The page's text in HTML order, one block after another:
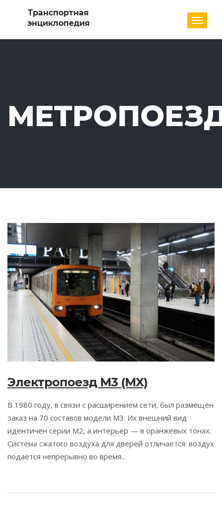
Электропоезд M3 (MX)
В 1980 году, в связи с расширением сети, был размещён
заказ на 70 составов модели M3. Их внешний вид
идентичен серии M2, а интерьер — в оранжевых тонах.
Система сжатого воздуха для дверей отличается: воздух
подаётся непрерывно во время...